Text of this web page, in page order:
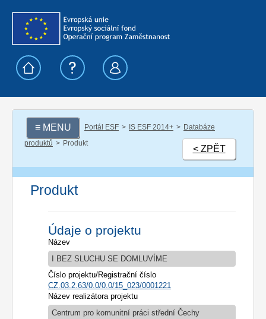
≡ MENU Portál ESF IS ESF 2014+
Databáze
produktů
Produkt
< ZPĚT
Produkt
Údaje o projektu
Název
I BEZ SLUCHU SE DOMLUVÍME
Číslo projektu/Registrační číslo
CZ.03.2.63/0.0/0.0/15_023/0001221
Název realizátora projektu
Centrum pro komunitní práci střední Čechy